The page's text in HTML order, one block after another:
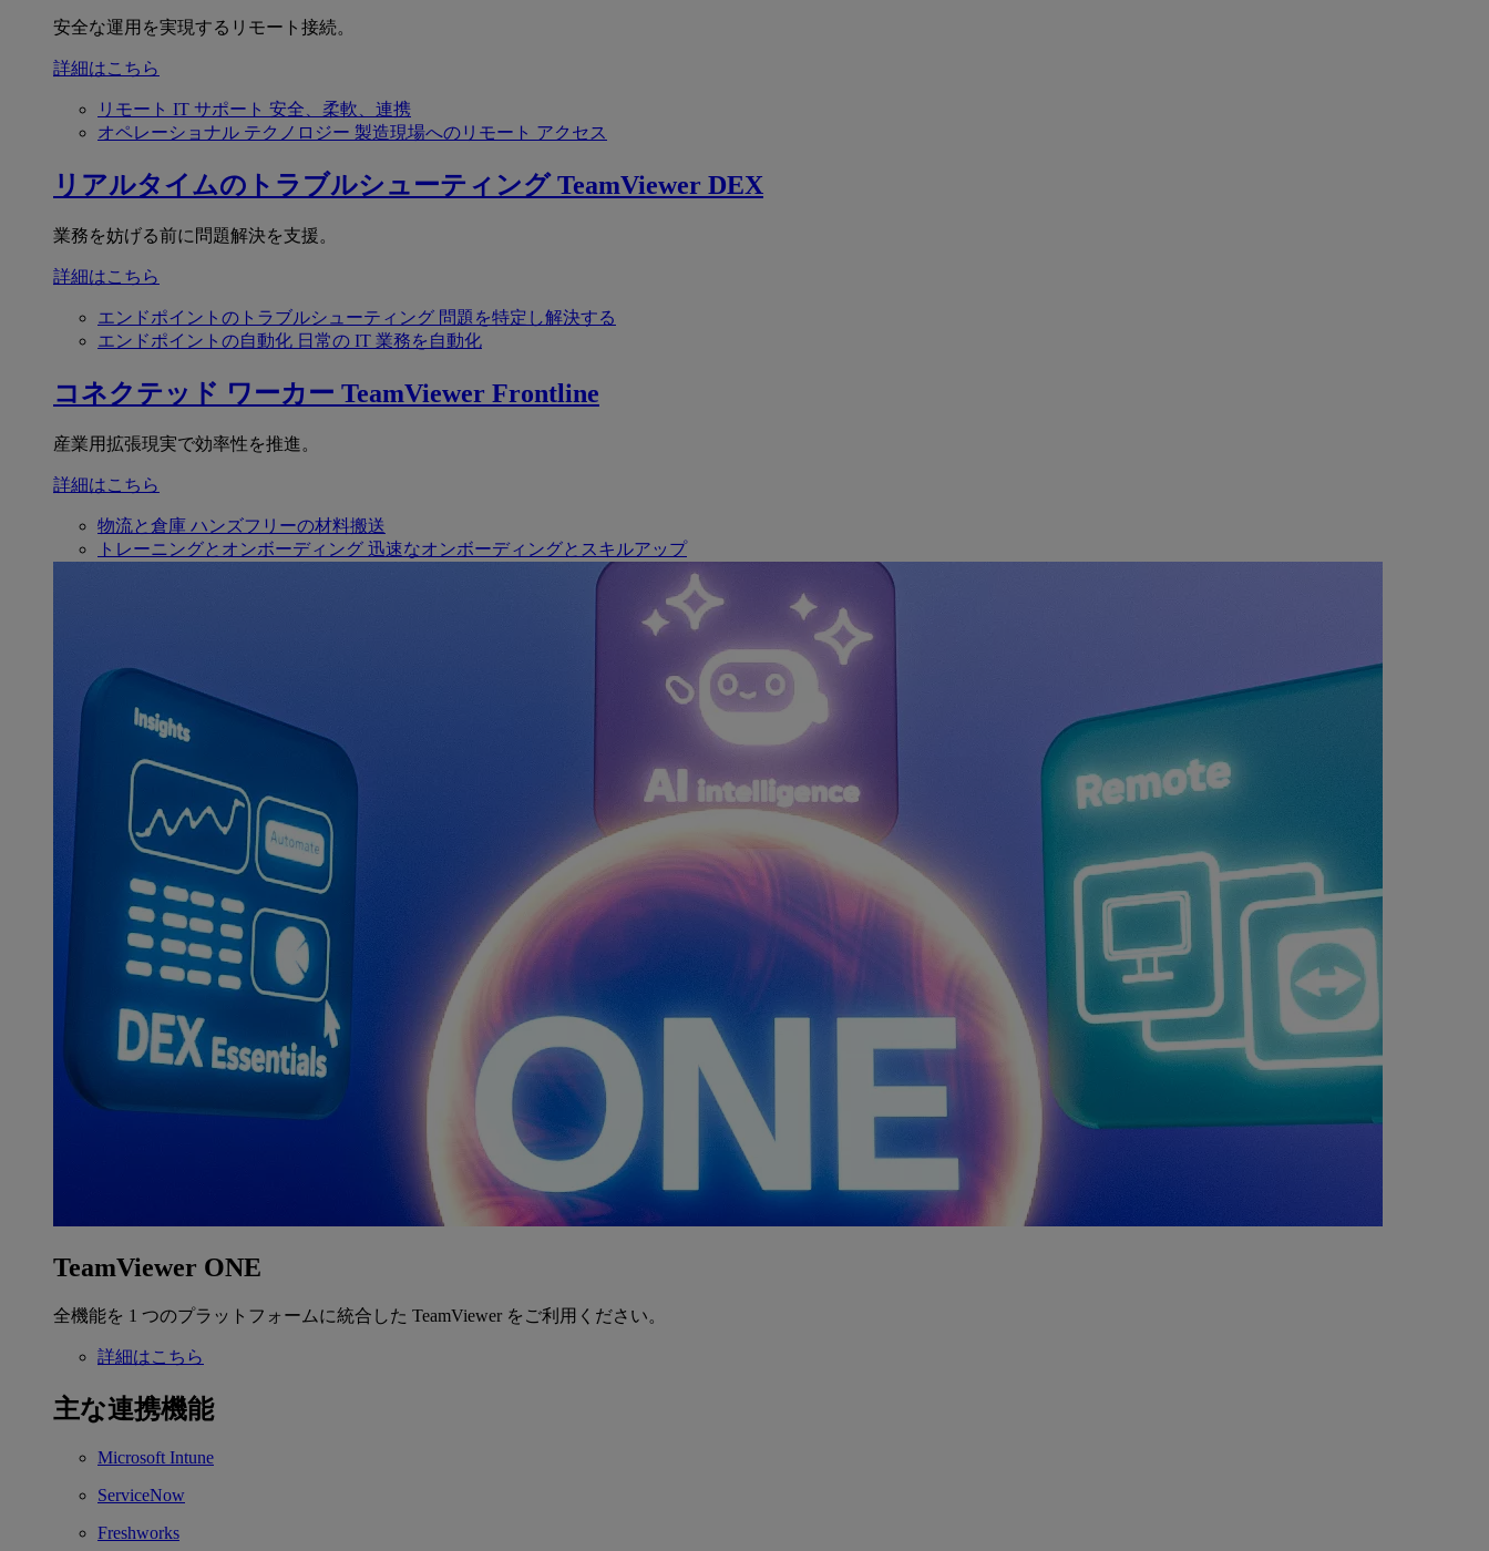
安全な運用を実現するリモート接続。
詳細はこちら
リモート IT サポート 安全、柔軟、連携
オペレーショナル テクノロジー 製造現場へのリモート アクセス
リアルタイムのトラブルシューティング TeamViewer DEX
業務を妨げる前に問題解決を支援。
詳細はこちら
エンドポイントのトラブルシューティング 問題を特定し解決する
エンドポイントの自動化 日常の IT 業務を自動化
コネクテッド ワーカー TeamViewer Frontline
産業用拡張現実で効率性を推進。
詳細はこちら
物流と倉庫 ハンズフリーの材料搬送
トレーニングとオンボーディング 迅速なオンボーディングとスキルアップ
TeamViewer ONE
全機能を 1 つのプラットフォームに統合した TeamViewer をご利用ください。
詳細はこちら
主な連携機能
Microsoft Intune
ServiceNow
Freshworks